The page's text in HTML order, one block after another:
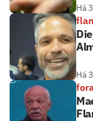
Há
Há